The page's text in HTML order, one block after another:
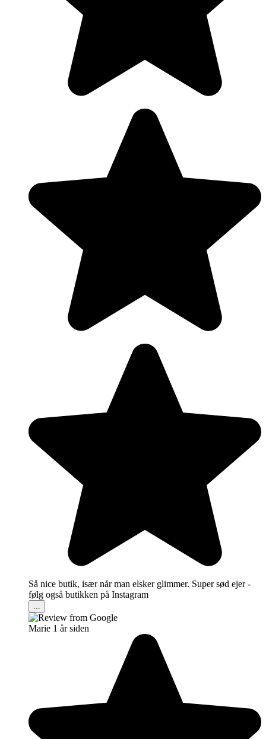
Så nice butik, især når man elsker glimmer. Super sød ejer -
følg også butikken på Instagram
...
Marie 1 år siden